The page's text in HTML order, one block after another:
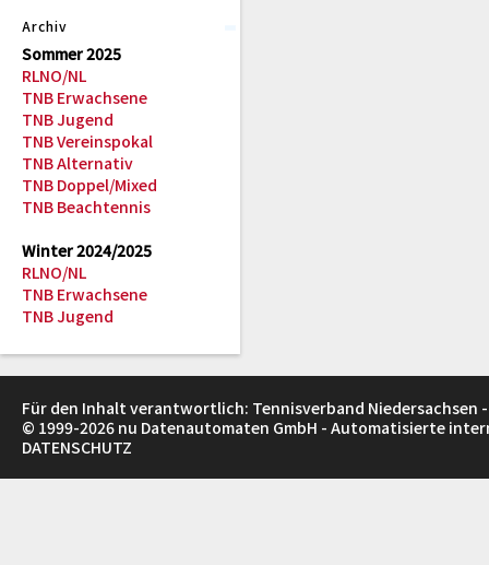
Archiv
Sommer 2025
RLNO/NL
TNB Erwachsene
TNB Jugend
TNB Vereinspokal
TNB Alternativ
TNB Doppel/Mixed
TNB Beachtennis
Winter 2024/2025
RLNO/NL
TNB Erwachsene
TNB Jugend
Für den Inhalt verantwortlich: Tennisverband Niedersachsen -
© 1999-2026 nu Datenautomaten GmbH - Automatisierte
DATENSCHUTZ